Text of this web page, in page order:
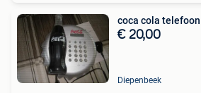
coca cola telefoon
€ 20,00
Diepenbeek